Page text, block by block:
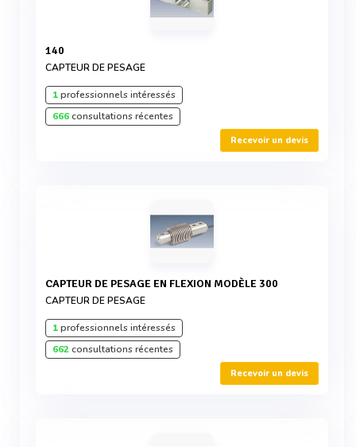
140
CAPTEUR DE PESAGE
1professionnels intéressés
666consultations récentes
Recevoir un devis
CAPTEUR DE PESAGE EN FLEXION MODÈLE 300
CAPTEUR DE PESAGE
1professionnels intéressés
662consultations récentes
Recevoir un devis